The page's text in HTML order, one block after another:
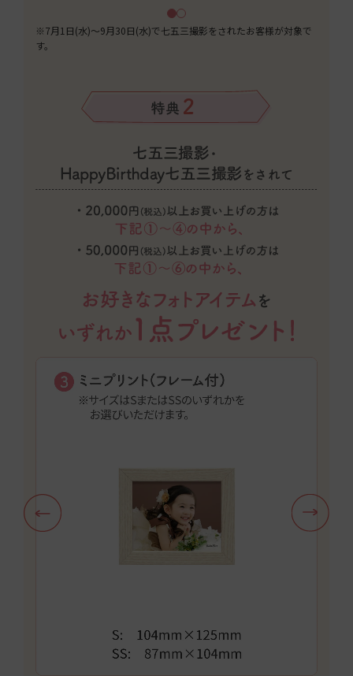
※7月1日(水)～9月30日(水)で七五三撮影をされたお客様が対象で
す。